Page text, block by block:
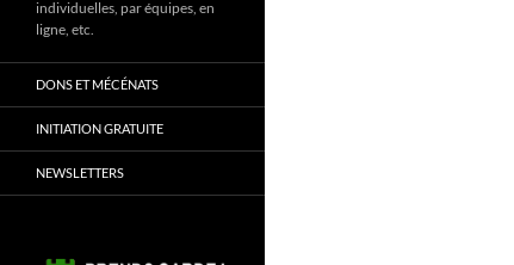
individuelles, par équipes, en
ligne, etc.
DONS ET MÉCÉNATS
INITIATION GRATUITE
NEWSLETTERS